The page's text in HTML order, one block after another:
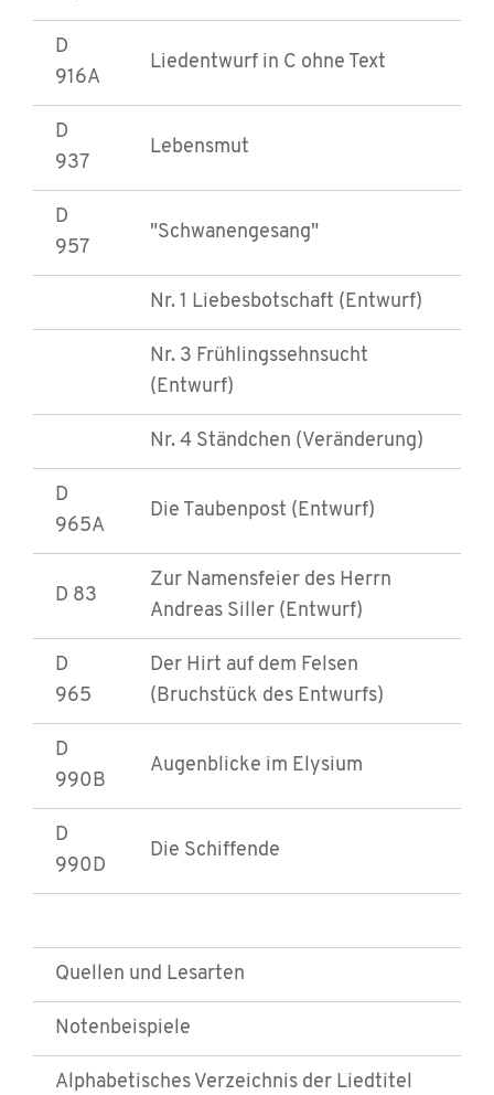
D
916A
Liedentwurf in C ohne Text
D
937
Lebensmut
D
957
"Schwanengesang"
Nr. 1 Liebesbotschaft (Entwurf)
Nr. 3 Frühlingssehnsucht
(Entwurf)
Nr. 4 Ständchen (Veränderung)
D
965A
Die Taubenpost (Entwurf)
D 83
Zur Namensfeier des Herrn
Andreas Siller (Entwurf)
D
965
Der Hirt auf dem Felsen
(Bruchstück des Entwurfs)
D
990B
Augenblicke im Elysium
D
990D
Die Schiffende
Quellen und Lesarten
Notenbeispiele
Alphabetisches Verzeichnis der Liedtitel